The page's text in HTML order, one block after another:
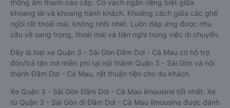
thống âm thanh cao cấp. Có vách ngăn riêng biệt giữa
khoang lái và khoang hành khách. Khoảng cách giữa các ghế
ngồi rất thoải mái, không nhồi nhét. Luôn đáp ứng được nhu
cầu về sang trọng, thoải mái và tiện nghi trong việc di chuyển.
Đây là loại xe Quận 3 - Sài Gòn Đầm Dơi - Cà Mau có hỗ trợ
đón/trả tận nơi miễn phí tại nội thành Quận 3 - Sài Gòn và nội
thành Đầm Dơi - Cà Mau, rất thuận tiện cho du khách.
Xe Quận 3 - Sài Gòn Đầm Dơi - Cà Mau limousine tốt nhất: Xe
từ Quận 3 - Sài Gòn đi Đầm Dơi - Cà Mau limousine được đánh